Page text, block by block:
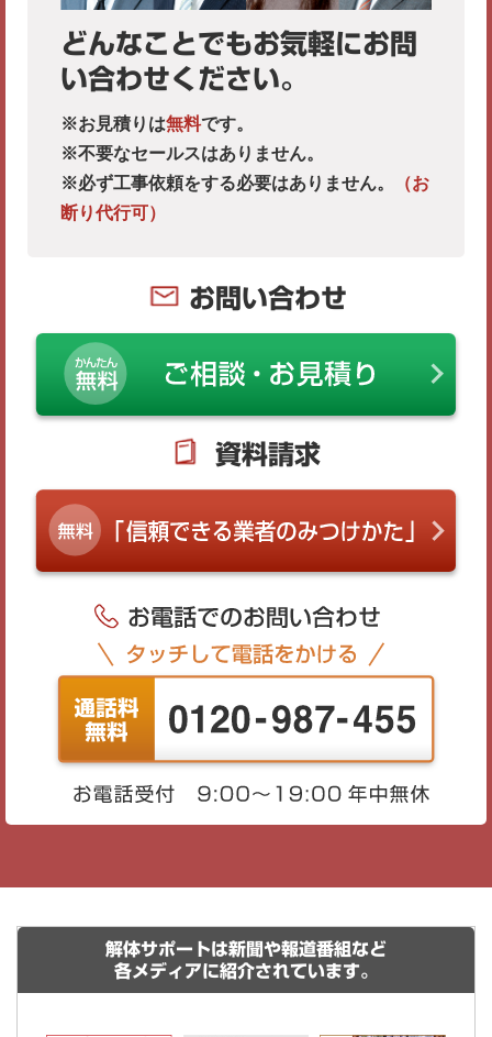
どんなことでもお気軽にお問
い合わせください。
※お見積りは無料です。
※不要なセールスはありません。
※必ず工事依頼をする必要はありません。
（お
断り代行可）
お問い合わせ
資料請求
解体サポートは新聞や報道番組など
各メディアに紹介されています。